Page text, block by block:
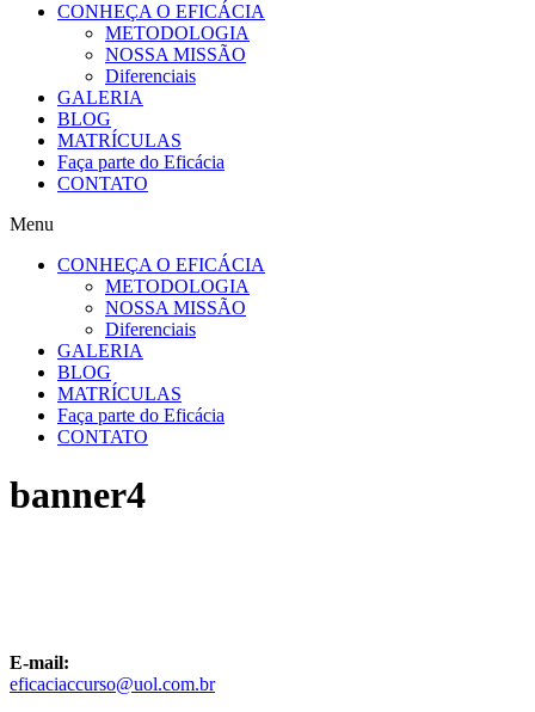
CONHEÇA O EFICÁCIA
METODOLOGIA
NOSSA MISSÃO
Diferenciais
GALERIA
BLOG
MATRÍCULAS
Faça parte do Eficácia
CONTATO
Menu
CONHEÇA O EFICÁCIA
METODOLOGIA
NOSSA MISSÃO
Diferenciais
GALERIA
BLOG
MATRÍCULAS
Faça parte do Eficácia
CONTATO
banner4
E-mail:
eficaciaccurso@uol.com.br